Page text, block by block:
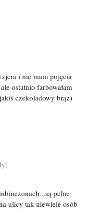
i nie mam pojęcia
ostatnio farbowałam
czekoladowy brąz)
pełne
ulicy tak niewiele osób